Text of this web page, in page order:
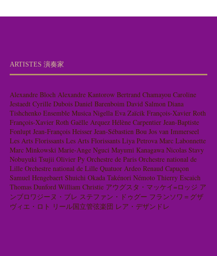
ARTISTES 演奏家
Alexandre Bloch Alexandre Kantorow Bertrand Chamayou Caroline
Jestaedt Cyrille Dubois Daniel Barenboim David Salmon Diana
Tishchenko Ensemble Musica Nigella Eva Zaïcik François-Xavier Roth
François-Xavier Roth Gaëlle Arquez Hélène Carpentier Jean-Baptiste
Fonlupt Jean-François Heisser Jean-Sébastien Bou Jos van Immerseel
Les Arts Florissants Les Arts Florissants Liya Petrova Marc Labonnette
Marc Minkowski Marie-Ange Nguci Mayumi Kanagawa Nicolas Stavy
Nobuyuki Tsujii Olivier Py Orchestre de Paris Orchestre national de
Lille Orchestre national de Lille Quatuor Ardeo Renaud Capuçon
Samuel Hengebaert Shuichi Okada Takénori Némoto Thierry Escaich
Thomas Dunford William Christie アウグスタ・マッケイ=ロッジ ア
ンブロワジーヌ・ブレ ステファン・ドゥグー フランソワ＝グザ
ヴィエ・ロト リール国立管弦楽団 レア・デザンドレ